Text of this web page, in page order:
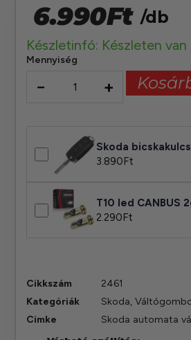
6.990Ft /db
Készletinfó: Készleten van
Mennyiség
− +
Skoda
3.890Ft
T10 led CANBUS
2.290Ft
Cikkszám
2461
Kategóriák
Skoda,
Cimke
Skoda automata